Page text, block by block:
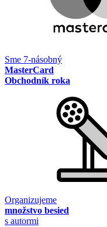
Sme 7-násobný
MasterCard
Obchodník roka
Organizujeme
množstvo besied
s autormi